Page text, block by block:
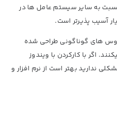
به سایر سیستم عامل ها در
آسیب پذیرتر است.
های گوناگونی طراحی شده
اگر با کارکردن با ویندوز
ندارید بهتر است از نرم افزار و